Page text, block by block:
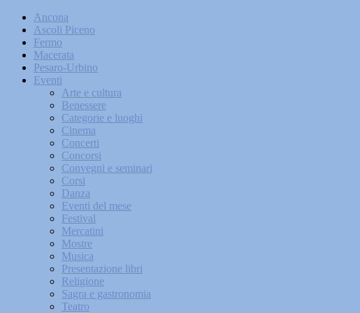
Ancona
Ascoli Piceno
Fermo
Macerata
Pesaro-Urbino
Eventi
Arte e cultura
Benessere
Categorie e luoghi
Cinema
Concerti
Concorsi
Convegni e seminari
Corsi
Danza
Eventi del mese
Festival
Mercatini
Mostre
Musica
Presentazione libri
Religione
Sagra e gastronomia
Teatro